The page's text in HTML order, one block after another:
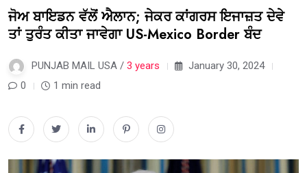
ਜੋਅ ਬਾਇਡਨ ਵੱਲੋਂ ਐਲਾਨ; ਜੇਕਰ ਕਾਂਗਰਸ ਇਜਾਜ਼ਤ ਦੇਵੇ
ਤਾਂ ਤੁਰੰਤ ਕੀਤਾ ਜਾਵੇਗਾ US-Mexico Border ਬੰਦ
PUNJAB MAIL USA / 3 years
January 30, 2024
0
1 min read